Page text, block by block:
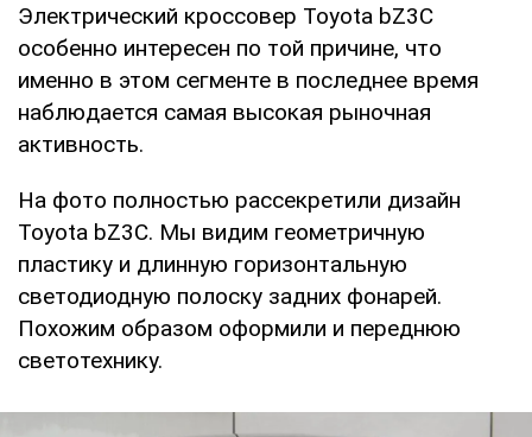
Электрический кроссовер Toyota bZ3C
особенно интересен по той причине, что
именно в этом сегменте в последнее время
наблюдается самая высокая рыночная
активность.
На фото полностью рассекретили дизайн
Toyota bZ3C. Мы видим геометричную
пластику и длинную горизонтальную
светодиодную полоску задних фонарей.
Похожим образом оформили и переднюю
светотехнику.